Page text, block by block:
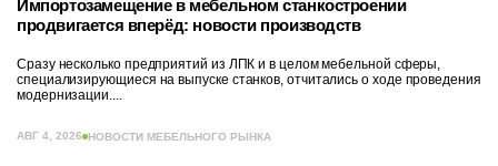
Импортозамещение в мебельном станкостроении
продвигается вперёд: новости производств
Сразу несколько предприятий из ЛПК и в целом мебельной сферы,
специализирующиеся на выпуске станков, отчитались о ходе проведения
модернизации....
АВГ 4, 2026 НОВОСТИ МЕБЕЛЬНОГО РЫНКА